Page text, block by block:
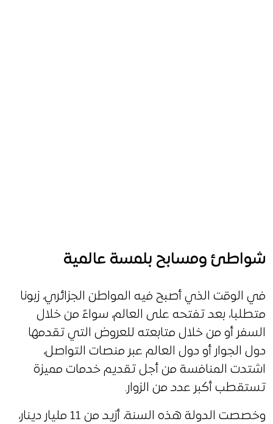
شواطئ ومسابح بلمسة عالمية
في الوقت الذي أصبح فيه المواطن الجزائري، زبونا
متطلبا، بعد تفتحه على العالم، سواءً من خلال
السفر أو من خلال متابعته للعروض التي تقدمها
دول الجوار أو دول العالم عبر منصات التواصل،
اشتدت المنافسة من أجل تقديم خدمات مميزة
تستقطب أكبر عدد من الزوار.
وخصصت الدولة هذه السنة، أزيد من 11 مليار دينار،